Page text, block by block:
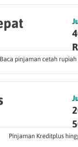
Baca pinjaman cetah
Pinjaman Kreditplus